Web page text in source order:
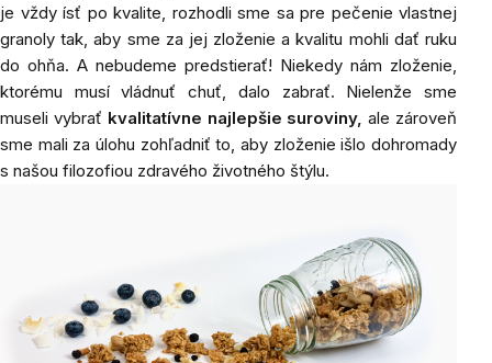
je vždy ísť po kvalite, rozhodli sme sa pre pečenie vlastnej
granoly tak, aby sme za jej zloženie a kvalitu mohli dať ruku
do ohňa. A nebudeme predstierať! Niekedy nám zloženie,
ktorému musí vládnuť chuť, dalo zabrať. Nielenže sme
museli vybrať kvalitatívne najlepšie suroviny, ale zároveň
sme mali za úlohu zohľadniť to, aby zloženie išlo dohromady
s našou filozofiou zdravého životného štýlu.